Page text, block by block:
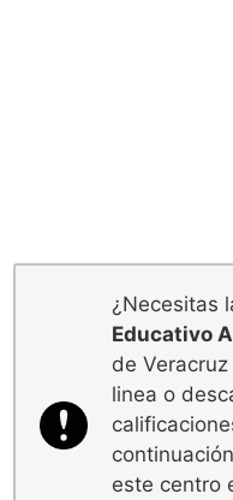
¿Necesitas
Educativo
de
linea o
este centro